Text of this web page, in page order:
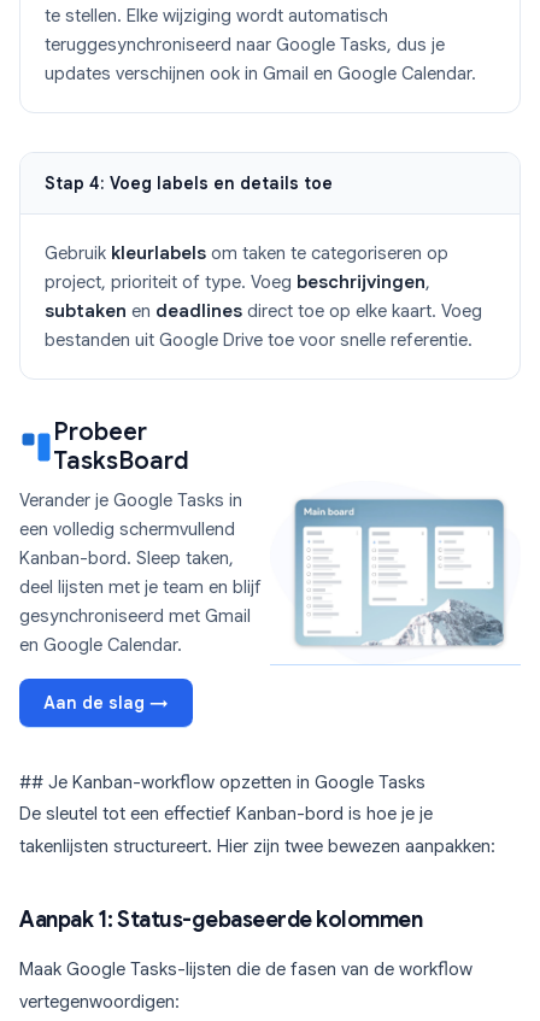
te stellen. Elke wijziging wordt automatisch
teruggesynchroniseerd naar Google Tasks, dus je
updates verschijnen ook in Gmail en Google Calendar.
Stap 4: Voeg labels en details toe
Gebruik kleurlabels om taken te categoriseren op
project, prioriteit of type. Voeg beschrijvingen,
subtaken en deadlines direct toe op elke kaart. Voeg
bestanden uit Google Drive toe voor snelle referentie.
Probeer
TasksBoard
Verander je Google Tasks in
een volledig schermvullend
Kanban-bord. Sleep taken,
deel lijsten met je team en blijf
gesynchroniseerd met Gmail
en Google Calendar.
Aan de slag →
## Je Kanban-workflow opzetten in Google Tasks
De sleutel tot een effectief Kanban-bord is hoe je je
takenlijsten structureert. Hier zijn twee bewezen aanpakken:
Aanpak 1: Status-gebaseerde kolommen
Maak Google Tasks-lijsten die de fasen van de workflow
vertegenwoordigen: